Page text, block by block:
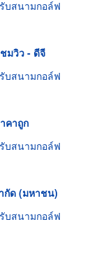
บสนามกอล์ฟ
มวิว - ดีจี
บสนามกอล์ฟ
คาถูก
บสนามกอล์ฟ
กัด (มหาชน)
บสนามกอล์ฟ